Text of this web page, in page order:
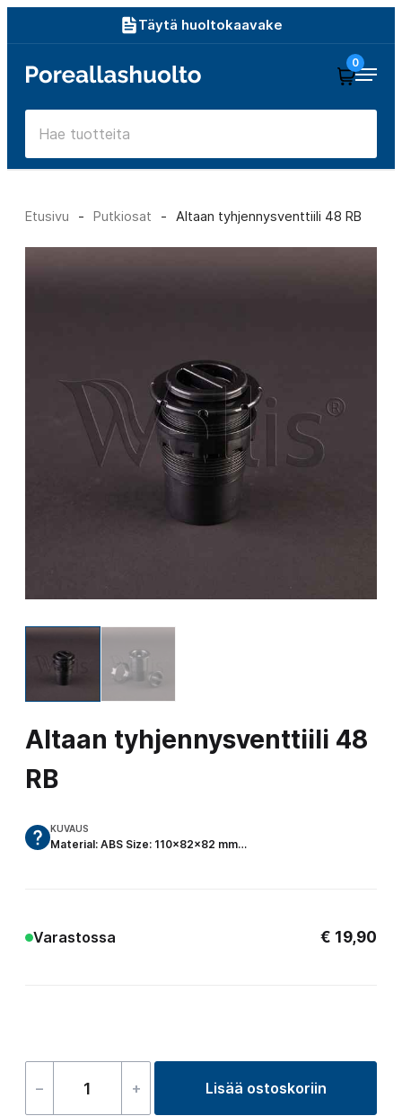
sisältöön
Täytä huoltokaavake
Poreallashuolto
0
Etusivu - Putkiosat - Altaan tyhjennysventtiili 48 RB
Altaan tyhjennysventtiili 48
RB
KUVAUS
Material: ABS Size: 110x82x82 mm…
Varastossa € 19,90
–
Altaan
+ Lisää ostoskoriin